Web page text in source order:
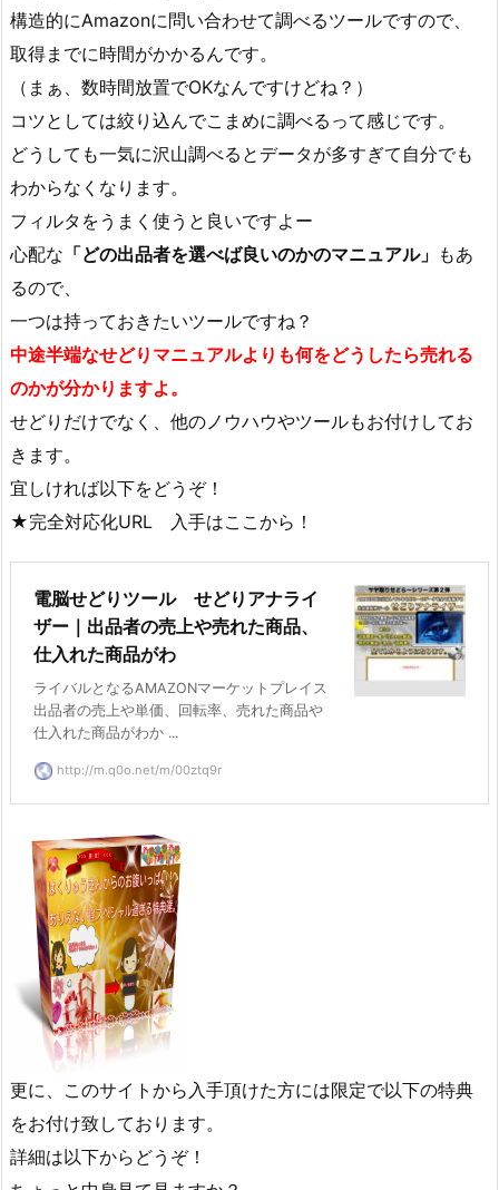
構造的にAmazonに問い合わせて調べるツールですので、
取得までに時間がかかるんです。
（まぁ、数時間放置でOKなんですけどね？）
コツとしては絞り込んでこまめに調べるって感じです。
どうしても一気に沢山調べるとデータが多すぎて自分でも
わからなくなります。
フィルタをうまく使うと良いですよー
心配な 「どの出品者を選べば良いのかのマニュアル」 もあ
るので、
一つは持っておきたいツールですね？
中途半端なせどりマニュアルよりも何をどうしたら売れる
のかが分かりますよ。
せどりだけでなく、他のノウハウやツールもお付けしてお
きます。
宜しければ以下をどうぞ！
★完全対応化URL 入手はここから！
電脳せどりツール せどりアナライ
ザー｜出品者の売上や売れた商品、
仕入れた商品がわ
ライバルとなるAMAZONマーケットプレイス
出品者の売上や単価、回転率、売れた商品や
仕入れた商品がわか ...
http://m.q0o.net/m/00ztq9r
更に、このサイトから入手頂けた方には限定で以下の特典
をお付け致しております。
詳細は以下からどうぞ！